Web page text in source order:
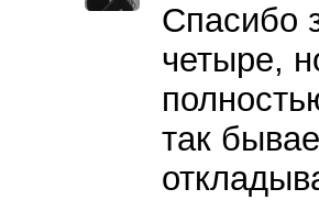
Спасибо
четыре,
так